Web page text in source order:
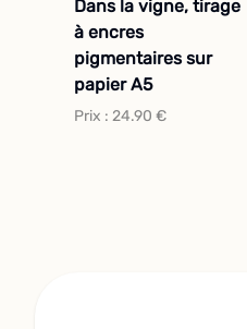
Dans la vigne, tirage
à encres
pigmentaires sur
papier A5
Prix : 24.90 €